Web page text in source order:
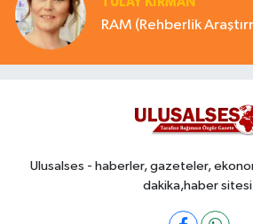
Ulusalses - haberler, gazeteler,
dakika,haber